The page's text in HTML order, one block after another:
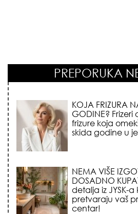
PREPORUKA
KOJA FRIZURA
GODINE?
frizure koja
skida godine u
NEMA VIŠE
DOSADNO
detalja iz JYSK-
pretvaraju vaš
centar!